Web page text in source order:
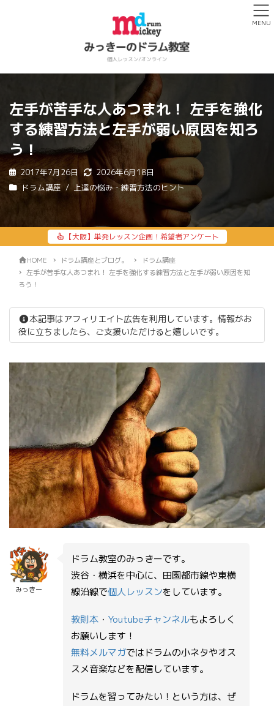
左手が苦手な人あつまれ！ 左手を強化
する練習方法と左手が弱い原因を知ろ
う！
2017年7月26日
2026年6月18日
ドラム講座
上達の悩み・練習方法のヒント
【大阪】単発レッスン企画！希望者アンケート
HOME ドラム講座とブログ。
ドラム講座
左手が苦手な人あつまれ！ 左手を強化する練習方法と左手が弱い原因を知
ろう！
本記事はアフィリエイト広告を利用しています。情報がお
役に立ちましたら、ご支援いただけると嬉しいです。
みっきー
ドラム教室のみっきーです。
渋谷・横浜を中心に、田園都市線や東横
線沿線で個人レッスンをしています。
教則本・ Youtubeチャンネルもよろしく
お願いします！
無料メルマガではドラムの小ネタやオス
スメ音楽などを配信しています。
ドラムを習ってみたい！という方は、ぜ
MENU